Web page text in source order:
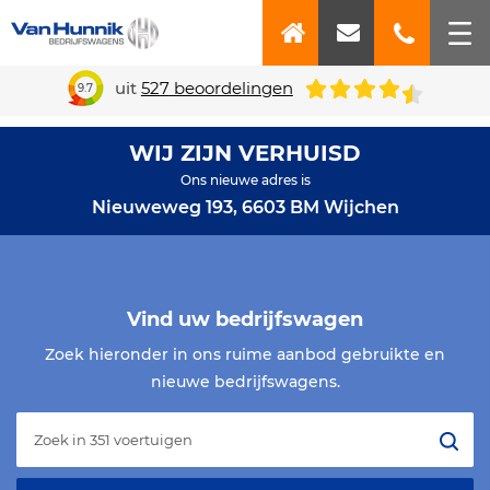
9.7 uit 527beoordelingen
WIJ ZIJN VERHUISD
Ons nieuwe adres is
Nieuweweg 193, 6603 BM Wijchen
Vind uw bedrijfswagen
Zoek hieronder in ons ruime aanbod gebruikte en
nieuwe bedrijfswagens.